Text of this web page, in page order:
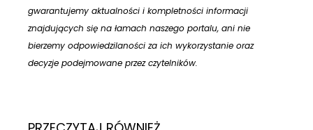
gwarantujemy aktualności i kompletności informacji
znajdujących się na łamach naszego portalu, ani nie
bierzemy odpowiedzilaności za ich wykorzystanie oraz
decyzje podejmowane przez czytelników.